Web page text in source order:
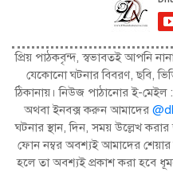
প্রিয় পাঠকবৃন্দ, স্বভাবতই আপনি
যেকোনো ঘটনার বিবরণ, ছবি,
ঠিকানায়। নিউজ পাঠানোর ই-মেইল :
অথবা ইনবক্স করুন আমাদের
ঘটনার স্থান, দিন, সময় উল্লেখ
ফোন নম্বর অবশ্যই আমাদের
হলে তা অবশ্যই প্রকাশ করা হবে